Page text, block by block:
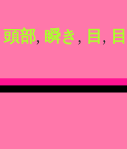
頭部, 瞬き , 目 ,